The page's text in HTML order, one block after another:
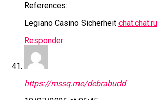
References:
Legiano Casino Sicherheit chat.chat.ru
Responder
https://mssq.me/debrabudd